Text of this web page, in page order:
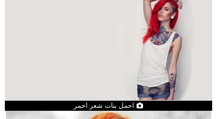
اجمل بنات شعر احمر